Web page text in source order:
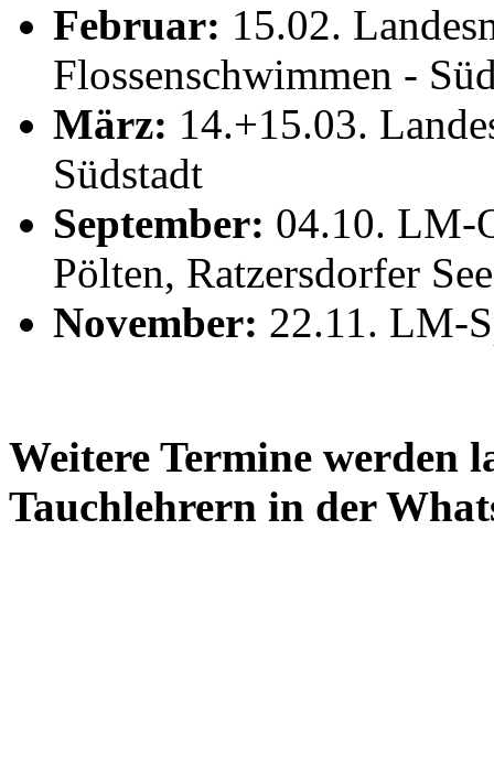
Februar: 15.02.
Flossenschwimmen -
März: 14.+15.03.
Südstadt
September: 04.10. LM-
Pölten, Ratzersdorfer See
November: 22.11. LM-
Weitere Termine werden
Tauchlehrern in der